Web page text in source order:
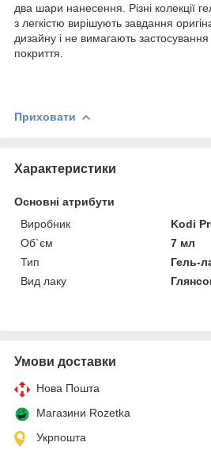
два шари нанесення. Різні колекції
з легкістю вирішують завдання
дизайну і не вимагають застосування
покриття.
Приховати
Характеристики
Основні атрибути
Виробник
Kodi
Об`єм
7 мл
Тип
Гель-
Вид лаку
Умови доставки
Нова Пошта
Магазини Rozetka
Укрпошта